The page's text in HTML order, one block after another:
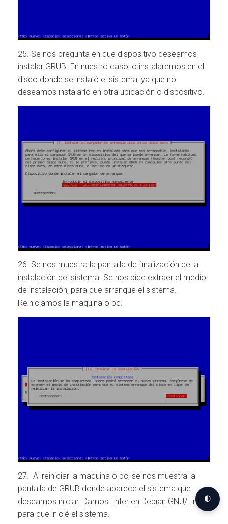
25. Se nos pregunta en que dispositivo deseamos
instalar GRUB. En nuestro caso lo instalaremos en el
disco donde se instaló el sistema, ya que no
deseamos instalarlo en otra ubicación o dispositivo.
26. Se nos muestra la pantalla de finalización de la
instalación del sistema. Se nos pide extraer el medio
de instalación, para que arranque el sistema.
Reiniciamos la maquina o pc.
27. Al reiniciar la maquina o pc, se nos muestra la
pantalla de GRUB donde aparece el sistema que
deseamos iniciar. Damos Enter en Debian GNU/Linux
para que inicié el sistema.
🌓